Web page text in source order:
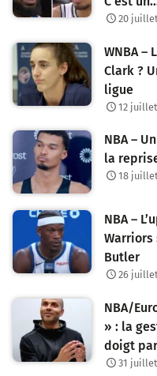
a
i
o
d
e
s
r
c
20 juillet
WNBA –
Clark ?
ligue
12
NBA –
la
18 juillet
NBA –
Warriors
Butler
26 juillet
NBA/
» : la
doigt
31 juillet